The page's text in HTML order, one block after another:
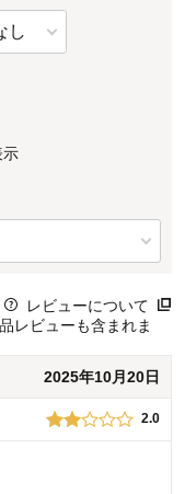
示
レビューについて
レビューも含まれま
2025年10月20日
2.0